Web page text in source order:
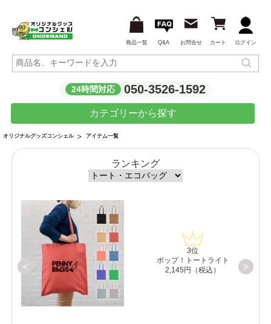
商品一覧 Q&A お問合せ カート ログイン
24時間対応 050-3526-1592
カテゴリーから探す
オリジナルグッズコンシェル アイテム一覧
ランキング
<
3位
ポップ！トートライト
2,145円（税込）
>